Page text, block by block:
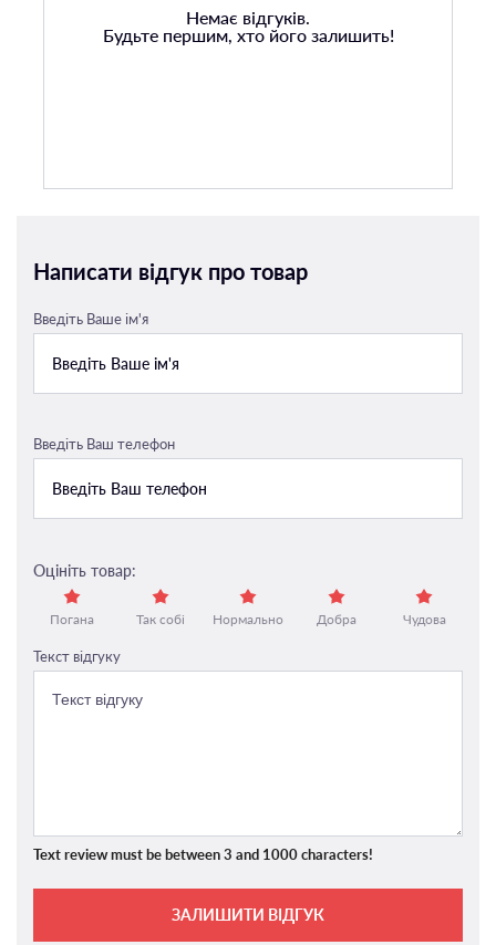
Немає відгуків.
Будьте першим, хто його залишить!
Написати відгук про товар
Введіть Ваше ім'я
Введіть Ваш телефон
Оцініть товар:
Погана Так собі Нормально Добра Чудова
Текст відгуку
Text review must be between 3 and 1000 characters!
ЗАЛИШИТИ ВІДГУК